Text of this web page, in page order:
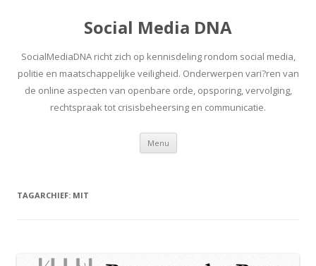
Social Media DNA
SocialMediaDNA richt zich op kennisdeling rondom social media,
politie en maatschappelijke veiligheid. Onderwerpen vari?ren van
de online aspecten van openbare orde, opsporing, vervolging,
rechtspraak tot crisisbeheersing en communicatie.
Menu Spring
inhoud
TAGARCHIEF: MIT